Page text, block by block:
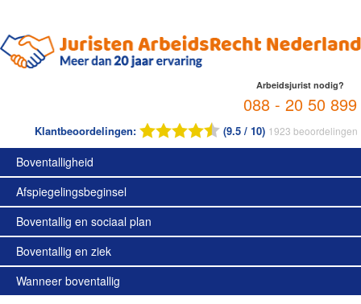
Arbeidsjurist nodig?
088 - 20 50 899
Klantbeoordelingen: (9.5 / 10) 1923 beoordelingen
Boventalligheid
Afspiegelingsbeginsel
Boventallig en sociaal plan
Boventallig en ziek
Wanneer boventallig